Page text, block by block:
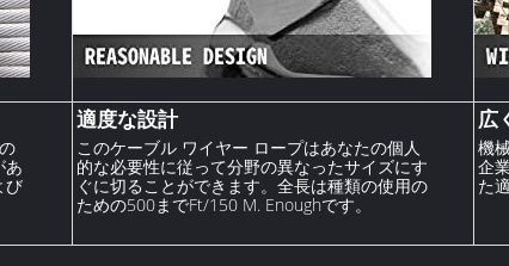
あ
び
適度な設計
このケーブル ワイヤー ロープはあなたの個人
的な必要性に従って分野の異なったサイズにす
ぐに切ることができます。全長は種類の使用の
ための500までFt/150 M. Enoughです。
広
機
企
た